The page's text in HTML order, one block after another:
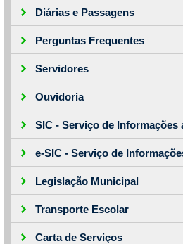
Diárias e Passagens
Perguntas Frequentes
Servidores
Ouvidoria
SIC - Serviço de Informações
e-SIC - Serviço de
Legislação Municipal
Transporte Escolar
Carta de Serviços